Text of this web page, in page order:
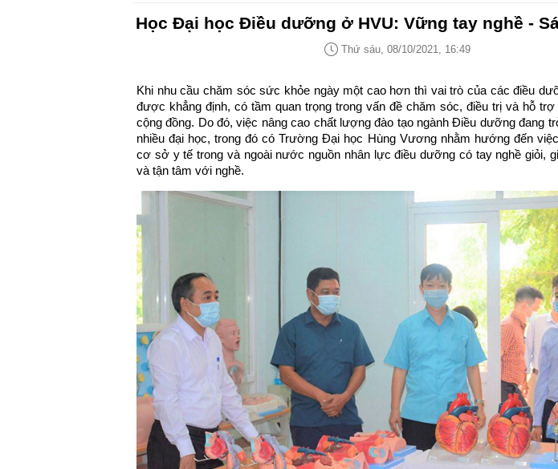
Học Đại học Điều dưỡng ở HVU: Vững tay nghề -
Thứ sáu, 08/10/2021, 16:49
Khi nhu cầu chăm sóc sức khỏe ngày một cao hơn thì vai trò của các điều
được khẳng định, có tầm quan trọng trong vấn đề chăm sóc, điều trị và hỗ
cộng đồng. Do đó, việc nâng cao chất lượng đào tạo ngành Điều dưỡng đang
nhiều đại học, trong đó có Trường Đại học Hùng Vương nhằm hướng đến
cơ sở y tế trong và ngoài nước nguồn nhân lực điều dưỡng có tay nghề giỏi,
và tận tâm với nghề.